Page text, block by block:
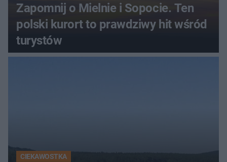
Zapomnij o Mielnie i Sopocie. Ten
polski kurort to prawdziwy hit wśród
turystów
CIEKAWOSTKA